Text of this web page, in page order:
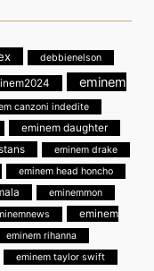
debbienelson
eminem
canzoni indedite
eminem daughter
eminem drake
eminem head honcho
eminemmon
eminem
eminem rihanna
eminem taylor swift